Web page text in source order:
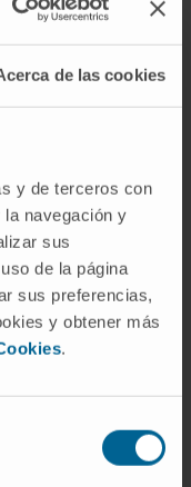
de las cookies
y de terceros con
navegación y
sus
de la página
sus preferencias,
y obtener más
.
(un 7%
CIMA,
terapia génica
18 h, en la
Virgili,
Universidad de